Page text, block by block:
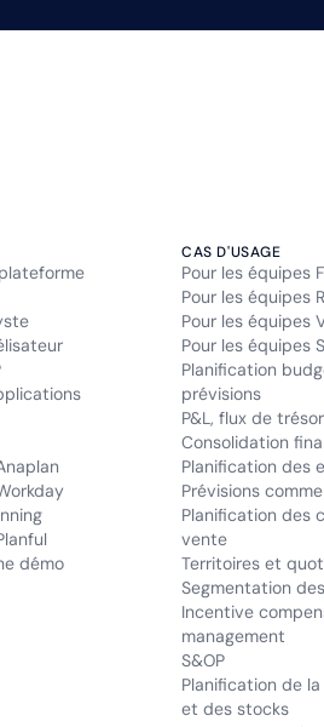
démo
CAS D'USAGE
Pour les équipes
Pour les équipes
Pour les équipes
Pour les équipes
Planification
prévisions
P&L, flux de
Consolidation
Planification des
Prévisions
Planification des
vente
Territoires et
Segmentation
Incentive
management
S&OP
Planification de
et des stocks